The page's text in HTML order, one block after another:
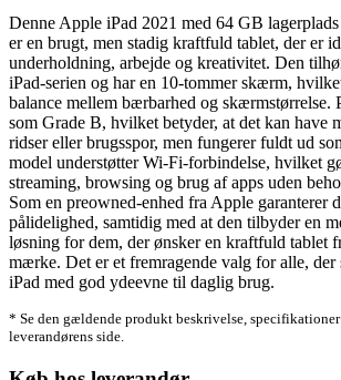
Denne Apple iPad 2021 med 64 GB
er en brugt, men stadig kraftfuld tablet, der er
underholdning, arbejde og kreativitet. Den
iPad-serien og har en 10-tommer skærm,
balance mellem bærbarhed og skærmstørrelse.
som Grade B, hvilket betyder, at det kan have
ridser eller brugsspor, men fungerer fuldt ud
model understøtter Wi-Fi-forbindelse, hvilket
streaming, browsing og brug af apps uden
Som en preowned-enhed fra Apple garanterer
pålidelighed, samtidig med at den tilbyder en
løsning for dem, der ønsker en kraftfuld tablet
mærke. Det er et fremragende valg for alle, der
iPad med god ydeevne til daglig brug.
* Se den gældende produkt beskrivelse, specifikationer
leverandørens side.